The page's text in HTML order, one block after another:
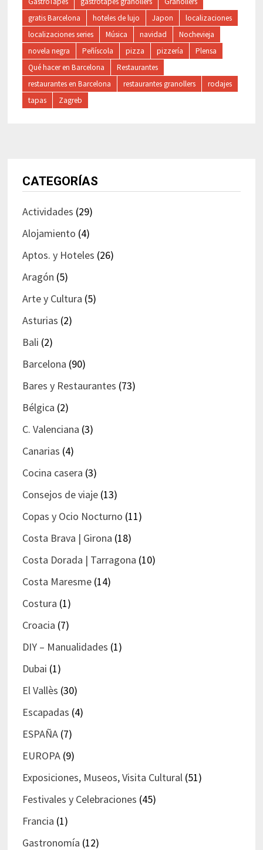
gratis Barcelona
hoteles de lujo Japon
localizaciones
localizaciones series
Música navidad
Nochevieja
novela negra
Peñíscola pizza pizzería
Plensa
Qué hacer en Barcelona
Restaurantes
restaurantes en Barcelona
restaurantes granollers
rodajes
tapas
Zagreb
CATEGORÍAS
Actividades (29)
Alojamiento (4)
Aptos. y Hoteles (26)
Aragón (5)
Arte y Cultura (5)
Asturias (2)
Bali (2)
Barcelona (90)
Bares y Restaurantes (73)
Bélgica (2)
C. Valenciana (3)
Canarias (4)
Cocina casera (3)
Consejos de viaje(13)
Copas y Ocio Nocturno (11)
Costa Brava | Girona (18)
Costa Dorada | Tarragona (10)
Costa Maresme(14)
Costura (1)
Croacia (7)
DIY – Manualidades (1)
Dubai (1)
El Vallès (30)
Escapadas (4)
ESPAÑA(7)
EUROPA(9)
Exposiciones, Museos, Visita Cultural(51)
Festivales y Celebraciones (45)
Francia (1)
Gastronomía (12)